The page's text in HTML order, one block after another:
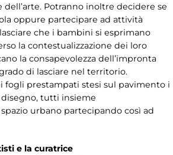
dell’arte. Potranno inoltre decidere se
oppure partecipare ad attività
che i bambini si esprimano
la contestualizzazione dei loro
la consapevolezza dell’impronta
di lasciare nel territorio.
fogli prestampati stesi sul pavimento i
tutti insieme
urbano partecipando così ad
e la curatrice